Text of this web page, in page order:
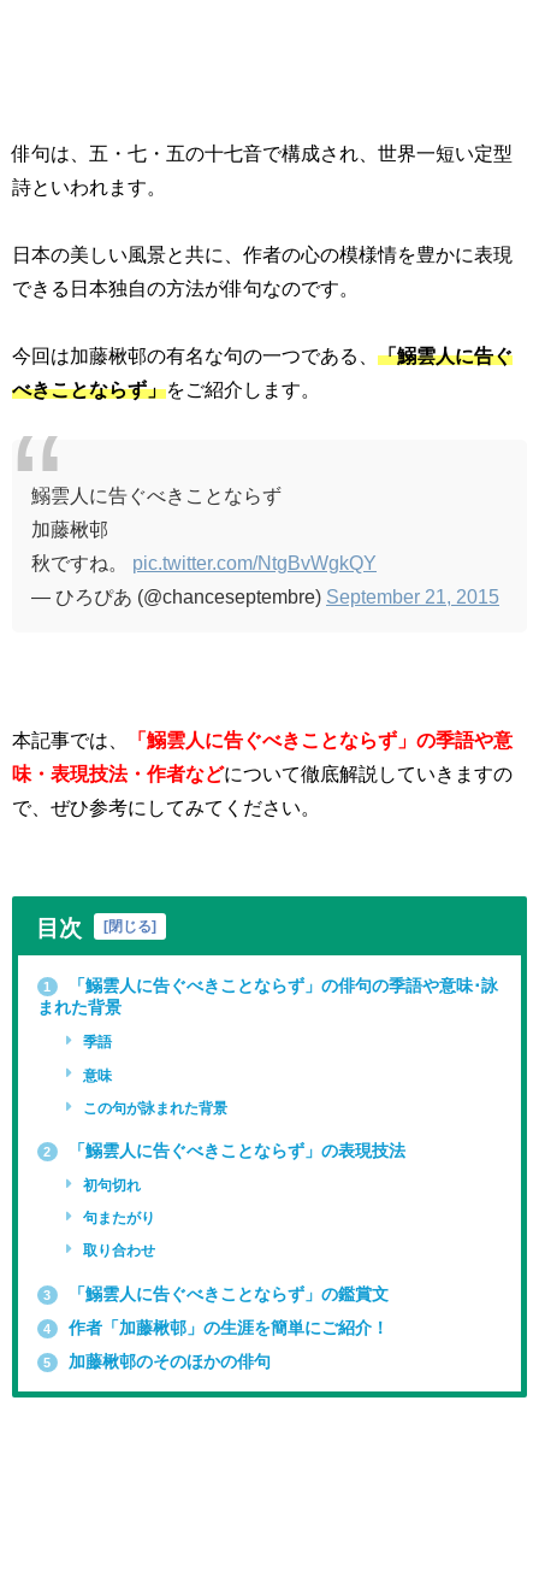
俳句は、五・七・五の十七音で構成され、世界一短い定型
詩といわれます。
日本の美しい風景と共に、作者の心の模様情を豊かに表現
できる日本独自の方法が俳句なのです。
今回は加藤楸邨の有名な句の一つである、 「鰯雲人に告ぐ
べきことならず」をご紹介します。
鰯雲人に告ぐべきことならず
加藤楸邨
秋ですね。 pic.twitter.com/NtgBvWgkQY
— ひろぴあ (@chanceseptembre) September 21, 2015
本記事では、
「鰯雲人に告ぐべきことならず」の季語や意
味・表現技法・作者などについて徹底解説していきますの
で、ぜひ参考にしてみてください。
目次 [閉じる]
1
「鰯雲人に告ぐべきことならず」の俳句の季語や意味･詠
まれた背景
季語
意味
この句が詠まれた背景
2 「鰯雲人に告ぐべきことならず」の表現技法
初句切れ
句またがり
取り合わせ
3 「鰯雲人に告ぐべきことならず」の鑑賞文
4 作者「加藤楸邨」の生涯を簡単にご紹介！
5 加藤楸邨のそのほかの俳句